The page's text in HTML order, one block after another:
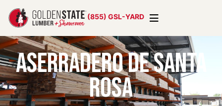
(855) GSL-YARD
Aserradero de Santa
Rosa